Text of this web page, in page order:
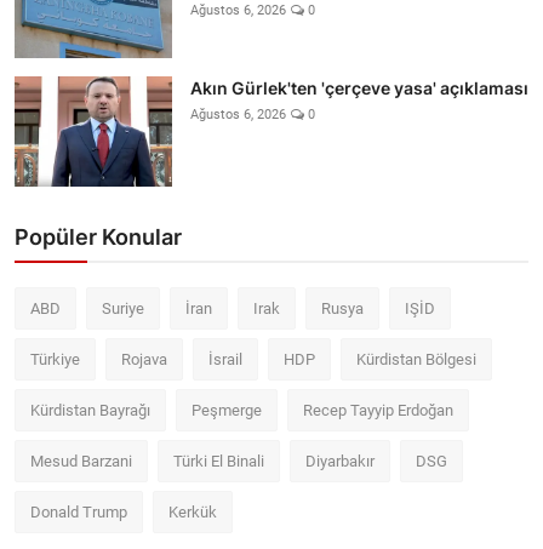
Ağustos 6, 2026 0
Akın Gürlek'ten 'çerçeve yasa' açıklaması
Ağustos 6, 2026 0
Popüler Konular
ABD Suriye İran Irak Rusya IŞİD
Türkiye Rojava İsrail HDP Kürdistan Bölgesi
Kürdistan Bayrağı Peşmerge Recep Tayyip Erdoğan
Mesud Barzani Türki El Binali Diyarbakır DSG
Donald Trump Kerkük